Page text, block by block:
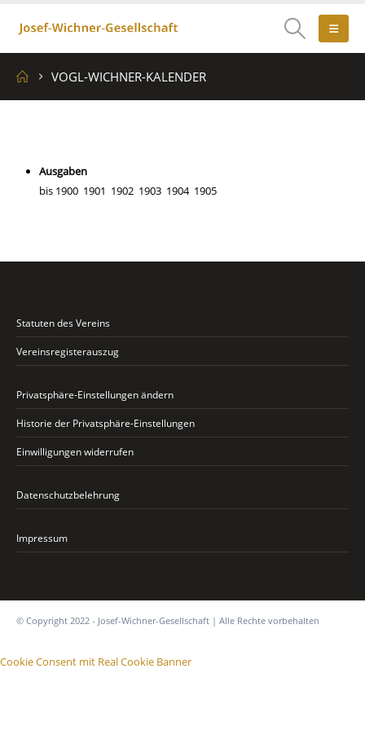
VOGL-WICHNER-KALENDER
Ausgaben
bis 1900 1901 1902 1903 1904 1905
Statuten des Vereins
Vereinsregisterauszug
Privatsphäre-Einstellungen ändern
Historie der Privatsphäre-Einstellungen
Einwilligungen widerrufen
Datenschutzbelehrung
Impressum
© Copyright 2022 - Josef-Wichner-Gesellschaft | Alle Rechte vorbehalten
Cookie Consent mit Real Cookie Banner